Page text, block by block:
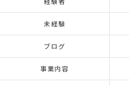
未経験
ブログ
事業内容